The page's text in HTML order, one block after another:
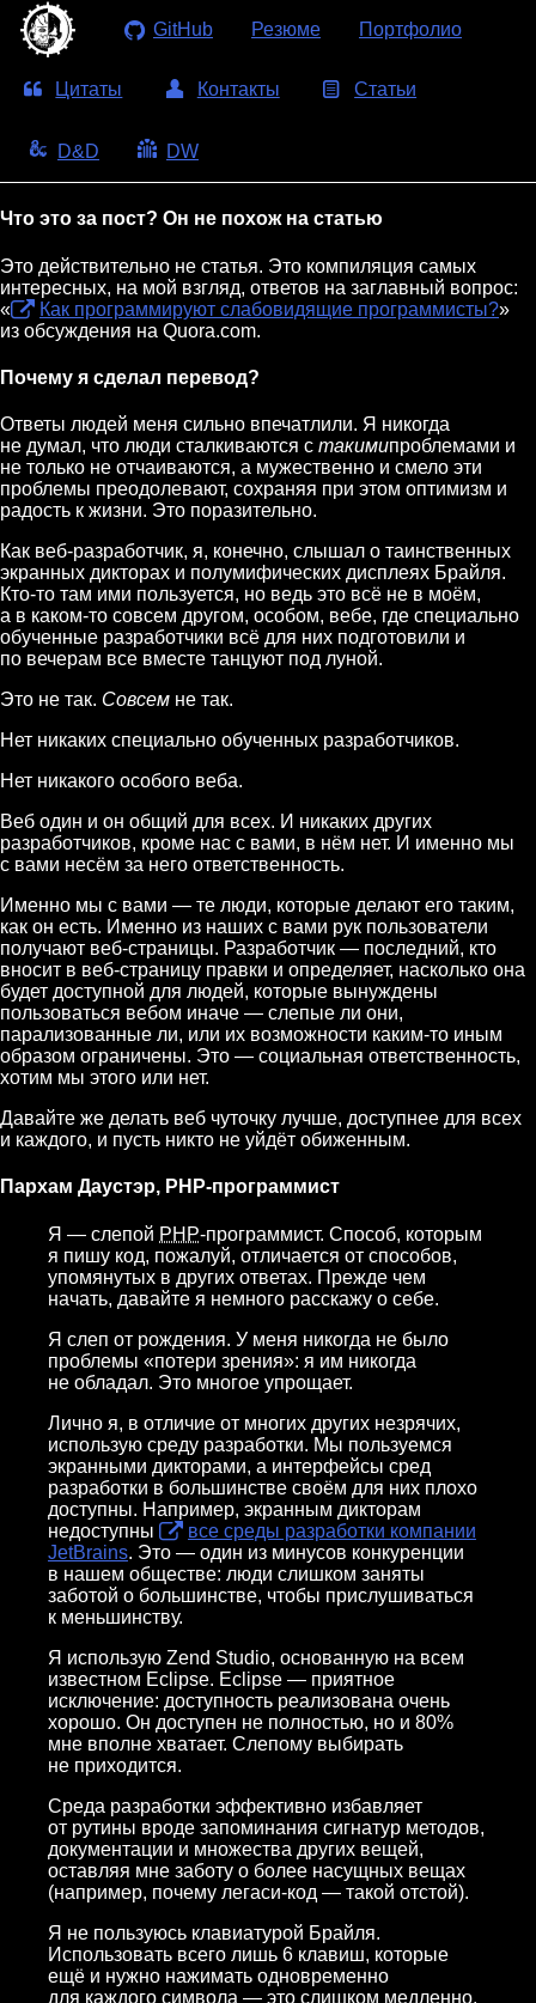
GitHub Резюме Портфолио
Цитаты Контакты Статьи
D&D DW
Что это за пост? Он не похож на статью
Это действительно не статья. Это компиляция самых
интересных, на мой взгляд, ответов на заглавный вопрос:
«
Как программируют слабовидящие программисты?»
из обсуждения на Quora.com.
Почему я сделал перевод?
Ответы людей меня сильно впечатлили. Я никогда
не думал, что люди сталкиваются с такимипроблемами и
не только не отчаиваются, а мужественно и смело эти
проблемы преодолевают, сохраняя при этом оптимизм и
радость к жизни. Это поразительно.
Как веб-разработчик, я, конечно, слышал о таинственных
экранных дикторах и полумифических дисплеях Брайля.
Кто-то там ими пользуется, но ведь это всё не в моём,
а в каком-то совсем другом, особом, вебе, где специально
обученные разработчики всё для них подготовили и
по вечерам все вместе танцуют под луной.
Это не так. Совсем не так.
Нет никаких специально обученных разработчиков.
Нет никакого особого веба.
Веб один и он общий для всех. И никаких других
разработчиков, кроме нас с вами, в нём нет. И именно мы
с вами несём за него ответственность.
Именно мы с вами — те люди, которые делают его таким,
как он есть. Именно из наших с вами рук пользователи
получают веб-страницы. Разработчик — последний, кто
вносит в веб-страницу правки и определяет, насколько она
будет доступной для людей, которые вынуждены
пользоваться вебом иначе — слепые ли они,
парализованные ли, или их возможности каким-то иным
образом ограничены. Это — социальная ответственность,
хотим мы этого или нет.
Давайте же делать веб чуточку лучше, доступнее для всех
и каждого, и пусть никто не уйдёт обиженным.
Пархам Даустэр, PHP-программист
Я — слепой PHP-программист. Способ, которым
я пишу код, пожалуй, отличается от способов,
упомянутых в других ответах. Прежде чем
начать, давайте я немного расскажу о себе.
Я слеп от рождения. У меня никогда не было
проблемы «потери зрения»: я им никогда
не обладал. Это многое упрощает.
Лично я, в отличие от многих других незрячих,
использую среду разработки. Мы пользуемся
экранными дикторами, а интерфейсы сред
разработки в большинстве своём для них плохо
доступны. Например, экранным дикторам
недоступны
все среды разработки компании
JetBrains. Это — один из минусов конкуренции
в нашем обществе: люди слишком заняты
заботой о большинстве, чтобы прислушиваться
к меньшинству.
Я использую Zend Studio, основанную на всем
известном Eclipse. Eclipse — приятное
исключение: доступность реализована очень
хорошо. Он доступен не полностью, но и 80%
мне вполне хватает. Слепому выбирать
не приходится.
Среда разработки эффективно избавляет
от рутины вроде запоминания сигнатур методов,
документации и множества других вещей,
оставляя мне заботу о более насущных вещах
(например, почему легаси-код — такой отстой).
Я не пользуюсь клавиатурой Брайля.
Использовать всего лишь 6 клавиш, которые
ещё и нужно нажимать одновременно
для каждого символа — это слишком медленно.